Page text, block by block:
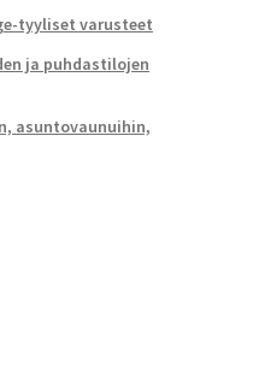
tyyliset varusteet
ja puhdastilojen
asuntovaunuihin,